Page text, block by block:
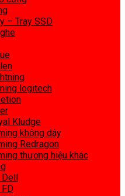
– Tray SSD
logitech
Kludge
không dây
Redragon
thương hiệu khác
Dell